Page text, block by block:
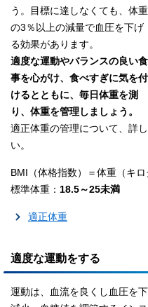
う。目標に達しなくても、体重
の3％以上の減量で血圧を下げ
る効果があります。
適度な運動やバランスの良い食
事を心がけ、食べすぎに気を付
けるとともに、毎日体重を測
り、体重を管理しましょう。
適正体重の管理について、詳
い。
BMI（体格指数）＝体重（キ
標準体重： 18.5～25未満
適正体重
適度な運動をする
運動は、血流を良くし血圧を